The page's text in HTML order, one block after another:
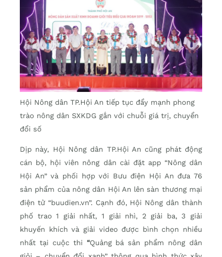
Hội Nông dân TP.Hội An tiếp tục đẩy mạnh phong
trào nông dân SXKDG gắn với chuỗi giá trị, chuyển
đổi số
Dịp này, Hội Nông dân TP.Hội An cũng phát động
cán bộ, hội viên nông dân cài đặt app “Nông dân
Hội An” và phối hợp với Bưu điện Hội An đưa 76
sản phẩm của nông dân Hội An lên sàn thương mại
điện tử “buudien.vn”. Cạnh đó, Hội Nông dân thành
phố trao 1 giải nhất, 1 giải nhì, 2 giải ba, 3 giải
khuyến khích và giải video được bình chọn nhiều
nhất tại cuộc thi “Quảng bá sản phẩm nông dân